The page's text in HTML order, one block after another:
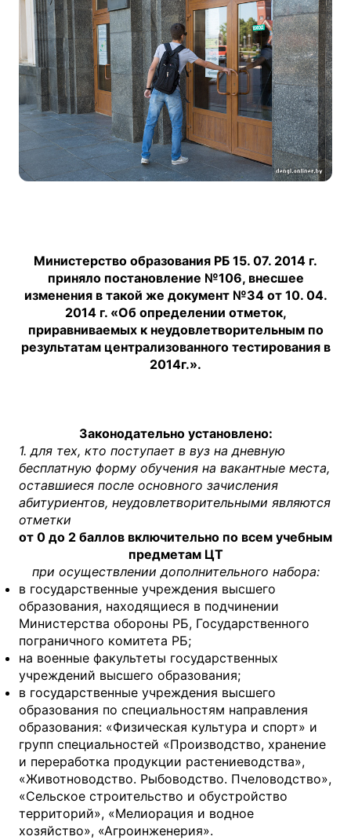
Министерство образования РБ 15. 07. 2014 г.
приняло постановление №106, внесшее
изменения в такой же документ №34 от 10. 04.
2014 г. «Об определении отметок,
приравниваемых к неудовлетворительным по
результатам централизованного тестирования в
2014г.».
Законодательно установлено:
1. для тех, кто поступает в вуз на дневную
бесплатную форму обучения на вакантные места,
оставшиеся после основного зачисления
абитуриентов, неудовлетворительными являются
отметки
от 0 до 2 баллов включительно по всем учебным
предметам ЦТ
при осуществлении дополнительного набора:
в государственные учреждения высшего
образования, находящиеся в подчинении
Министерства обороны РБ, Государственного
пограничного комитета РБ;
на военные факультеты государственных
учреждений высшего образования;
в государственные учреждения высшего
образования по специальностям направления
образования: «Физическая культура и спорт» и
групп специальностей «Производство, хранение
и переработка продукции растениеводства»,
«Животноводство. Рыбоводство. Пчеловодство»,
«Сельское строительство и обустройство
территорий», «Мелиорация и водное
хозяйство», «Агроинженерия».